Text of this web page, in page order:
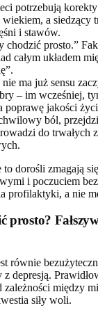
potrzebują
wiekiem, a siedzący
i stawów.
chodzić prosto.”
całym układem
ma już sensu
– im wcześniej,
poprawę jakości
ból,
do trwałych
dorośli zmagają
i poczuciem
profilaktyki, a nie
prosto?
równie
depresją.
między
siły woli.